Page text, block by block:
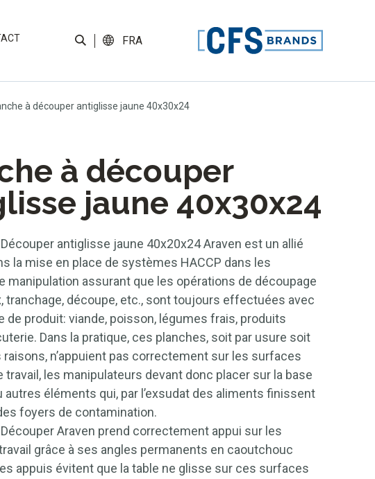
FRA
à découper antiglisse jaune 40x30x24
à découper
jaune 40x30x24
antiglisse jaune 40x20x24 Araven est un allié
la mise en place de systèmes HACCP dans les
manipulation assurant que les opérations de découpage
tranchage, découpe, etc., sont toujours effectuées avec
de produit: viande, poisson, légumes frais, produits
Dans la pratique, ces planches, soit par usure soit
raisons, n’appuient pas correctement sur les surfaces
travail, les manipulateurs devant donc placer sur la base
autres éléments qui, par l’exsudat des aliments finissent
foyers de contamination.
Découper Araven prend correctement appui sur les
grâce à ses angles permanents en caoutchouc
appuis évitent que la table ne glisse sur ces surfaces